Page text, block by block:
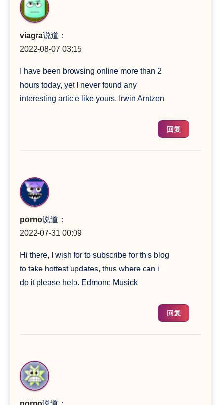
viagra说道：
2022-08-07 03:15
I have been browsing online more than 2
hours today, yet I never found any
interesting article like yours. Irwin Arntzen
回复
porno说道：
2022-07-31 00:09
Hi there, I wish for to subscribe for this blog
to take hottest updates, thus where can i
do it please help. Edmond Musick
回复